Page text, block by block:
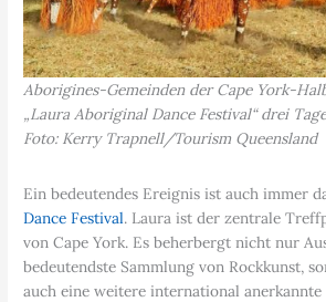
Aborigines-Gemeinden der Cape York-
„Laura Aboriginal Dance Festival“ drei
Foto: Kerry Trapnell/Tourism Queensland
Ein bedeutendes Ereignis ist auch immer
Dance Festival. Laura ist der zentrale
von Cape York. Es beherbergt nicht nur
bedeutendste Sammlung von Rockkunst,
auch eine weitere international